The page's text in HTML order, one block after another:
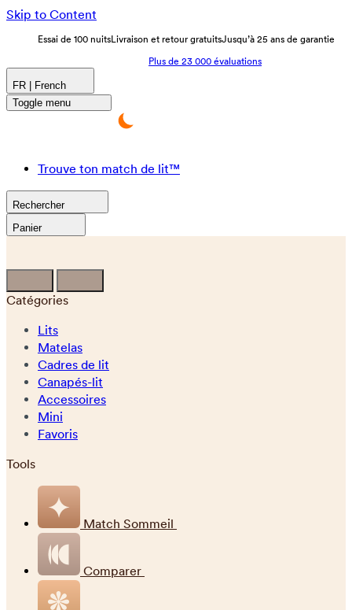
Skip to Content
Essai de 100 nuitsLivraison et retour gratuitsJusqu’à 25 ans de garantie
Plus de 23 000 évaluations
FR | French
Toggle menu
Trouve ton match de lit™
Rechercher
Panier
Catégories
Lits
Matelas
Cadres de lit
Canapés-lit
Accessoires
Mini
Favoris
Tools
Match Sommeil
Comparer